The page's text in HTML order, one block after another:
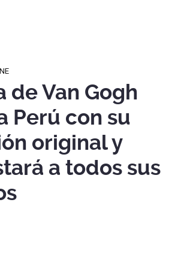
de Van Gogh
Perú con su
original y
a todos sus